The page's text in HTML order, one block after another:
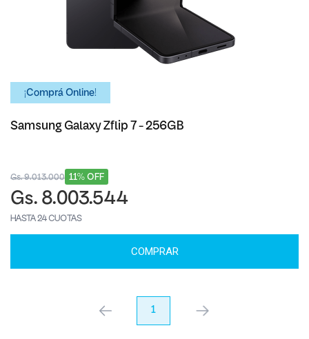
¡Comprá Online!
Samsung Galaxy Zflip 7 - 256GB
11% OFF
Gs. 9.013.000
Gs. 8.003.544
HASTA 24 CUOTAS
COMPRAR
anterior 1 próximo